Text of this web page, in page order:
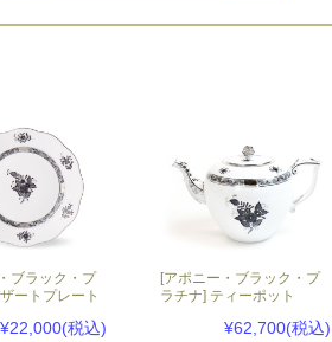
ブラック・プ
ートプレート
¥22,000(税込)
[アポニー・ブラック・プ
ラチナ] ティーポット
¥62,700(税込)